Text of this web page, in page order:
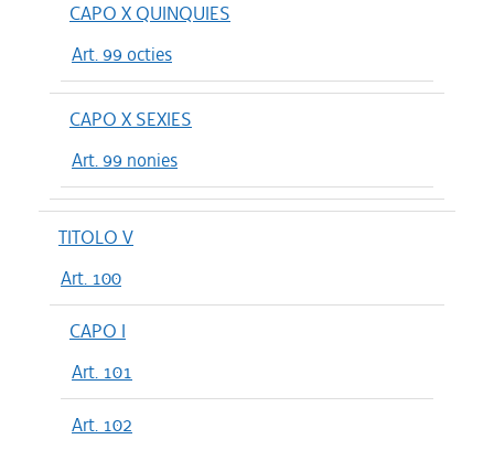
CAPO X QUINQUIES
Art. 99 octies
CAPO X SEXIES
Art. 99 nonies
TITOLO V
Art. 100
CAPO I
Art. 101
Art. 102